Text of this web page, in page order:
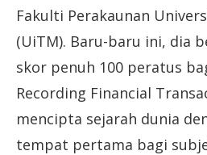
Fakulti Perakaunan
(UiTM). Baru-baru ini, dia
skor penuh 100 peratus
Recording Financial
mencipta sejarah dunia
tempat pertama bagi